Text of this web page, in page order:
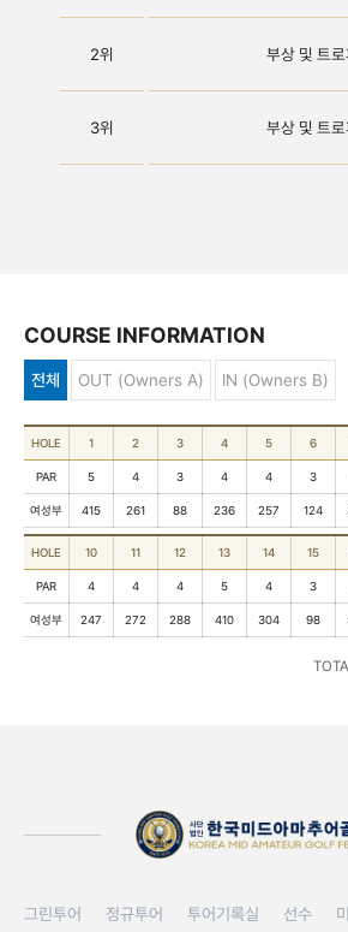
2위 부상 및 트로
3위 부상 및 트로
COURSE INFORMATION
전체 OUT (Owners A) IN (Owners B)
HOLE 1 2 3 4 5 6
PAR 5 4 3 4 4 3
여성부 415 261 88 236 257 124
HOLE 10 11 12 13 14 15
PAR 4 4 4 5 4 3
여성부 247 272 288 410 304 98
그린투어 정규투어 투어기록실 선수